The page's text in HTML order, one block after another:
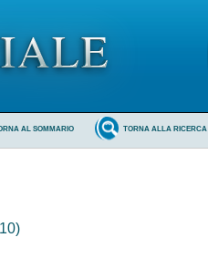
TORNA ALLA RICERCA
AL SOMMARIO